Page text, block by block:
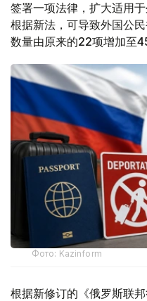
签署一项法律，扩大适用
根据新法，可导致外国公
数量由原来的22项增加至
Фото: Kazinform
根据新修订的《俄罗斯联